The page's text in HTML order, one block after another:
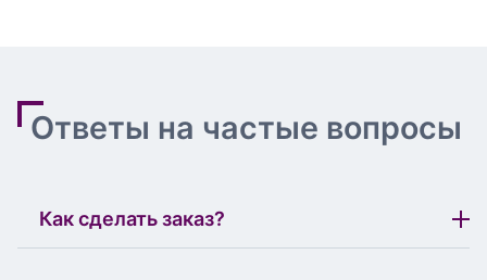
Ответы на частые вопросы
Как сделать заказ?